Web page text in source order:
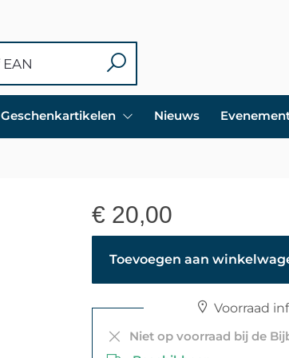
Geschenkartikelen Nieuws
€ 20,00
Toevoegen aan
Voorraad
Niet op voorraad bij de